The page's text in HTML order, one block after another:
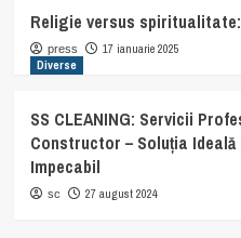
Religie versus
press
17 ianuarie 2025
Diverse
SS CLEANING: Servicii
Constructor – Soluția Ideală
Impecabil
sc 27 august 2024